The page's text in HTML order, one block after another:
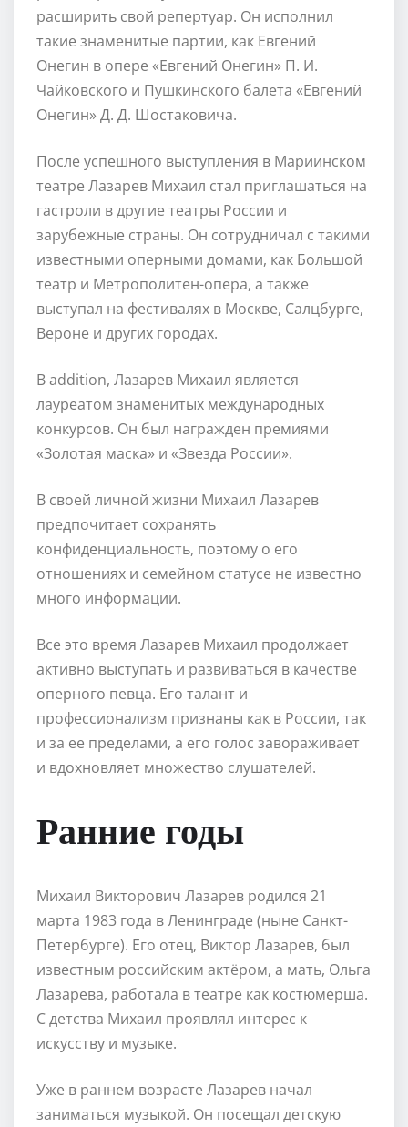
расширить свой репертуар. Он исполнил
такие знаменитые партии, как Евгений
Онегин в опере «Евгений Онегин» П. И.
Чайковского и Пушкинского балета «Евгений
Онегин» Д. Д. Шостаковича.
После успешного выступления в Мариинском
театре Лазарев Михаил стал приглашаться на
гастроли в другие театры России и
зарубежные страны. Он сотрудничал с такими
известными оперными домами, как Большой
театр и Метрополитен-опера, а также
выступал на фестивалях в Москве, Салцбурге,
Вероне и других городах.
В addition, Лазарев Михаил является
лауреатом знаменитых международных
конкурсов. Он был награжден премиями
«Золотая маска» и «Звезда России».
В своей личной жизни Михаил Лазарев
предпочитает сохранять
конфиденциальность, поэтому о его
отношениях и семейном статусе не известно
много информации.
Все это время Лазарев Михаил продолжает
активно выступать и развиваться в качестве
оперного певца. Его талант и
профессионализм признаны как в России, так
и за ее пределами, а его голос завораживает
и вдохновляет множество слушателей.
Ранние годы
Михаил Викторович Лазарев родился 21
марта 1983 года в Ленинграде (ныне Санкт-
Петербурге). Его отец, Виктор Лазарев, был
известным российским актёром, а мать, Ольга
Лазарева, работала в театре как костюмерша.
С детства Михаил проявлял интерес к
искусству и музыке.
Уже в раннем возрасте Лазарев начал
заниматься музыкой. Он посещал детскую